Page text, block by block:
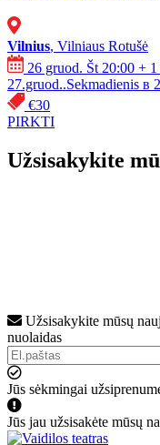
Vilnius, Vilniaus Rotušė
26 gruod. Št 20:00 + 1
27.gruod..Sekmadienis в
€30
PIRKTI
Užsisakykite
Užsisakykite mūsų
nuolaidas
Jūs sėkmingai
Jūs jau užsisakėte mūsų